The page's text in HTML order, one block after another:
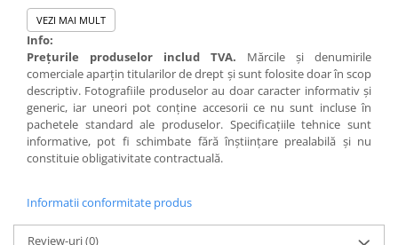
chiptrebuie instalat chipul de pe cartusul vechi pe cartusul nou.
VEZI MAI MULT
Info:
Preţurile produselor includ TVA. Mărcile şi denumirile
comerciale aparţin titularilor de drept şi sunt folosite doar în scop
descriptiv. Fotografiile produselor au doar caracter informativ şi
generic, iar uneori pot conţine accesorii ce nu sunt incluse în
pachetele standard ale produselor. Specificaţiile tehnice sunt
informative, pot fi schimbate fără înştiinţare prealabilă şi nu
constituie obligativitate contractuală.
Informatii conformitate produs
Review-uri(0)